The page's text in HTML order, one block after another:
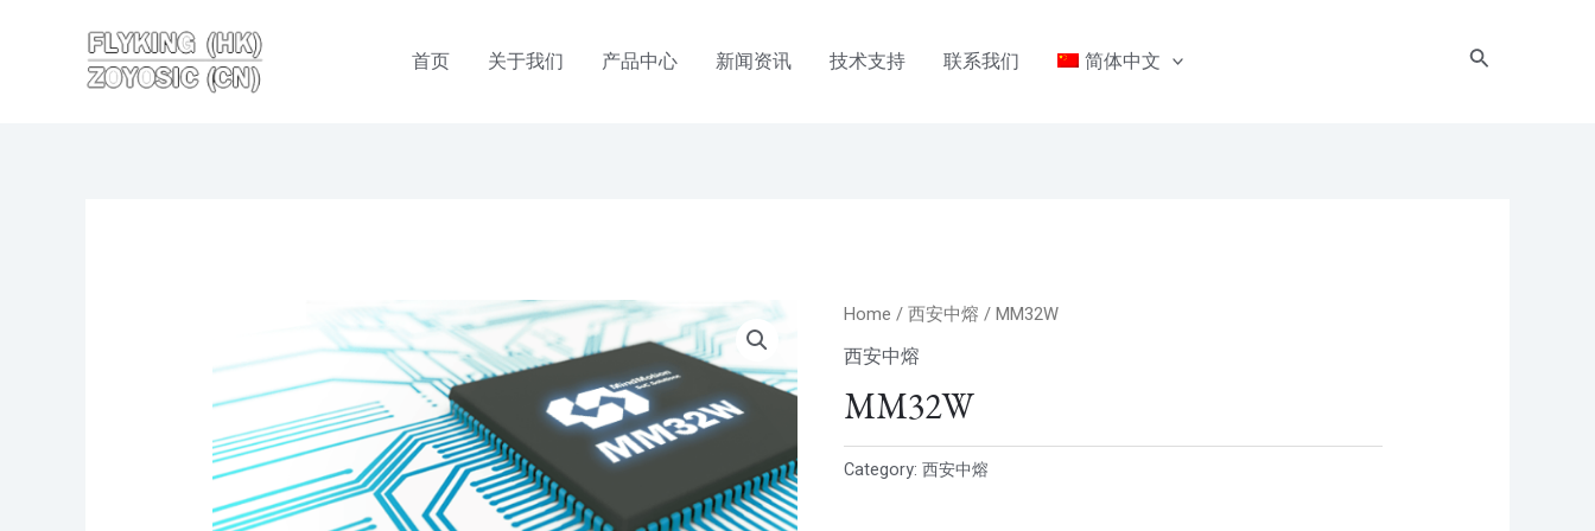
首页 关于我们 产品中心 新闻资讯 技术支持 联系我们 简体中文
搜
Home /西安中熔 / MM32W
西安中熔
MM32W
Category:西安中熔